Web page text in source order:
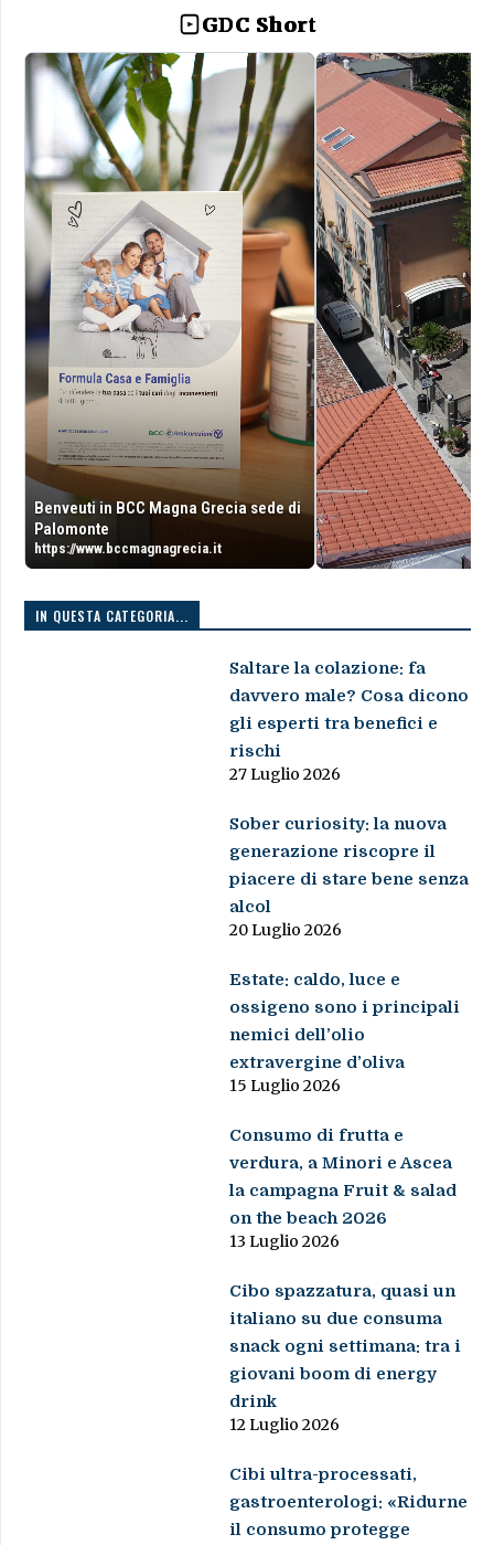
GDC Short
Benveuti in BCC Magna Grecia sede di
Palomonte
https://www.bccmagnagrecia.it
IN QUESTA CATEGORIA...
Saltare la colazione: fa
davvero male? Cosa dicono
gli esperti tra benefici e
rischi
27 Luglio 2026
Sober curiosity: la nuova
generazione riscopre il
piacere di stare bene senza
alcol
20 Luglio 2026
Estate: caldo, luce e
ossigeno sono i principali
nemici dell’olio
extravergine d’oliva
15 Luglio 2026
Consumo di frutta e
verdura, a Minori e Ascea
la campagna Fruit & salad
on the beach 2026
13 Luglio 2026
Cibo spazzatura, quasi un
italiano su due consuma
snack ogni settimana: tra i
giovani boom di energy
drink
12 Luglio 2026
Cibi ultra-processati,
gastroenterologi: «Ridurne
il consumo protegge